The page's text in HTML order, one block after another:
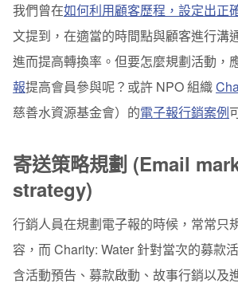
1.活動預告 (Pre-launch)
3.進度追蹤 (Fundraiser email)
4.建立信任並維繫關係
我們曾在如何利用顧客歷程，設定出正
文提到，在適當的時間點與顧客進行溝
進而提高轉換率。但要怎麼規劃活動，
報提高會員參與呢？或許 NPO 組織
慈善水資源基金會）的電子報行銷案例
寄送策略規劃 (Email
strategy)
行銷人員在規劃電子報的時候，常常只
容，而Charity: Water 針對當次的募款
含活動預告、募款啟動、故事行銷以及